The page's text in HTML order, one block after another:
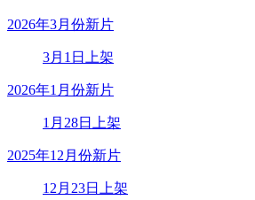
2026年3月份新片
3月1日上架
2026年1月份新片
1月28日上架
2025年12月份新片
12月23日上架